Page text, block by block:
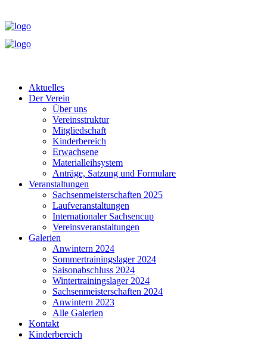
Aktuelles
Der Verein
Über uns
Vereinsstruktur
Mitgliedschaft
Kinderbereich
Erwachsene
Materialleihsystem
Anträge, Satzung und Formulare
Veranstaltungen
Sachsenmeisterschaften 2025
Laufveranstaltungen
Internationaler Sachsencup
Vereinsveranstaltungen
Galerien
Anwintern 2024
Sommertrainingslager 2024
Saisonabschluss 2024
Wintertrainingslager 2024
Sachsenmeisterschaften 2024
Anwintern 2023
Alle Galerien
Kontakt
Kinderbereich